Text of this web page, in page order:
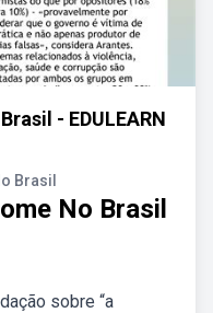
- EDULEARN
Brasil
No Brasil
sobre “a